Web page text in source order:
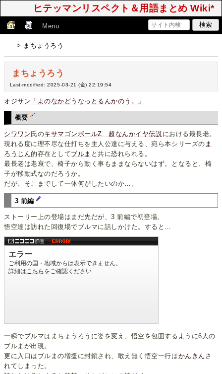
ヒテッマンリスペクト＆用語まとめ Wiki*
Menu
> まちょうろう
まちょうろう
Last-modified: 2025-03-21 (金) 22:19:54
オジサン「よのなかどうなっとるんかのう。」
概要
シワワン氏のキサマゴンボールZ 超なんかイヤ伝説 における最長老。
現れる度に理不尽な仕打ちを主人公達に与える、宛ら本シリーズの ま
ろうじん的存在としてブルま と共に恐れられる。
最長老は老衰で、椅子から動く事もままならないはず。となると、椅
子が移動式なのだろうか。
だが、そこまでして一体何がしたいのか…。
3 前編
ストーリー上の登場はまだ先だが、3 前編で初登場。
悟空達は訪れた回復場でブルマに話しかけた。すると…
一瞬でブルマはまちょうろうに姿を変え、悟空を包囲するように6人の
ブルまが出現。
更に入口はブルまの増援に封鎖され、敢え無く悟空一行はかんきん さ
れてしまった。